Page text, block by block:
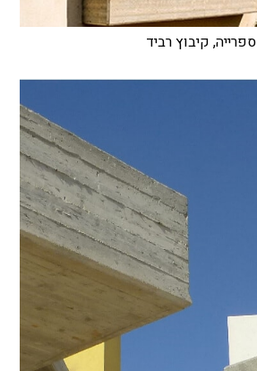
ספרייה, קיבוץ רביד